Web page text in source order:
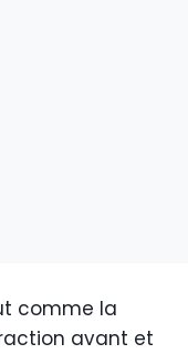
comme la
avant et